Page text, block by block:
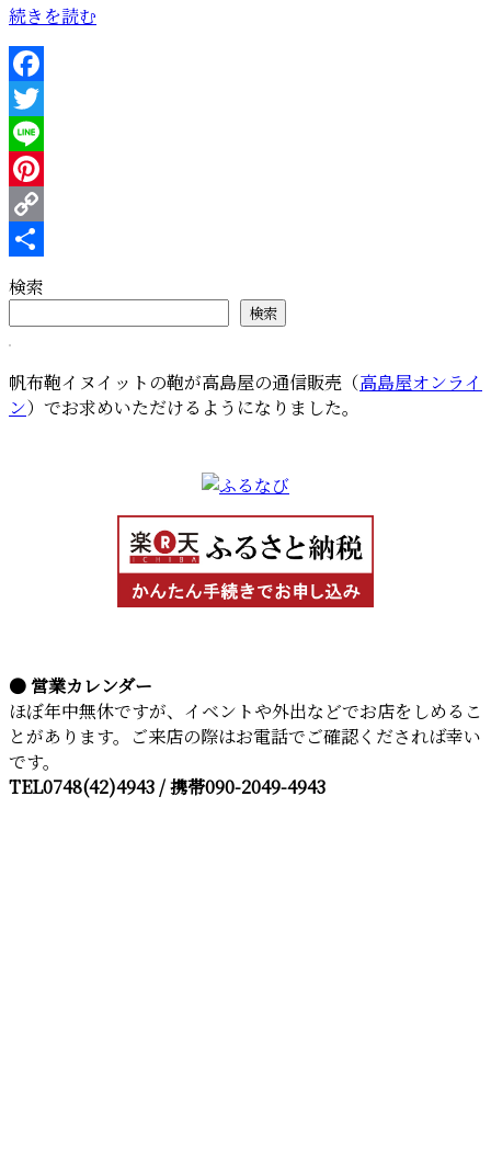
“東
京
ギ
フ
ト
シ
ョ
ー
2022
に
展
ま
た”
の
続きを読む
Facebook
Twitter
Line
Pinterest
Copy
Link
共
有
検索
検索
帆布鞄イヌイットの鞄が高島屋の通信販売（高島屋オンライ
ン）でお求めいただけるようになりました。
● 営業カレンダー
ほぼ年中無休ですが、イベントや外出などでお店をしめるこ
とがあります。ご来店の際はお電話でご確認くだされば幸い
です。
TEL0748(42)4943 / 携帯090-2049-4943